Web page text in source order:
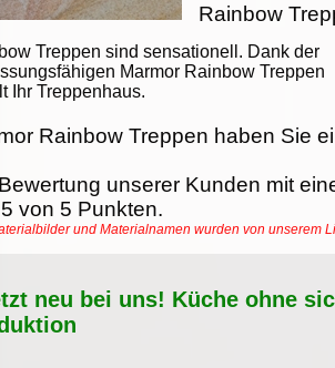
Treppen sind sensationell. Dank der
Marmor Rainbow Treppen
Ihr Treppenhaus.
Rainbow
Rainbow Treppen haben Sie
unserer Kunden mit
5 von 5 Punkten.
und Materialnamen wurden von unserem
neu bei uns! Küche ohne